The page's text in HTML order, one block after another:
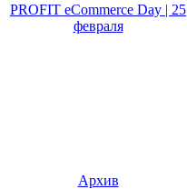
PROFIT eCommerce Day | 25
февраля
Архив